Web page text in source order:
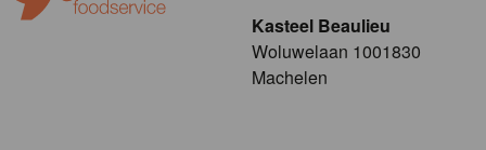
Kasteel Beaulieu
​​​Woluwelaan 1001830
Machelen